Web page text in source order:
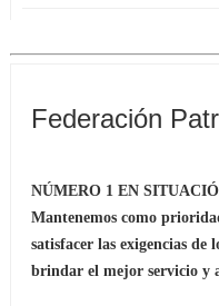
Federación
NÚMERO 1 EN
Mantenemos como
satisfacer las exigencias de
brindar el mejor servicio y